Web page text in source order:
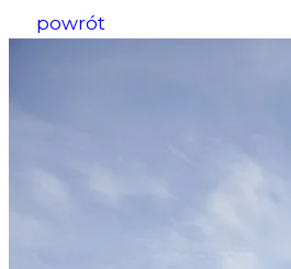
powrót